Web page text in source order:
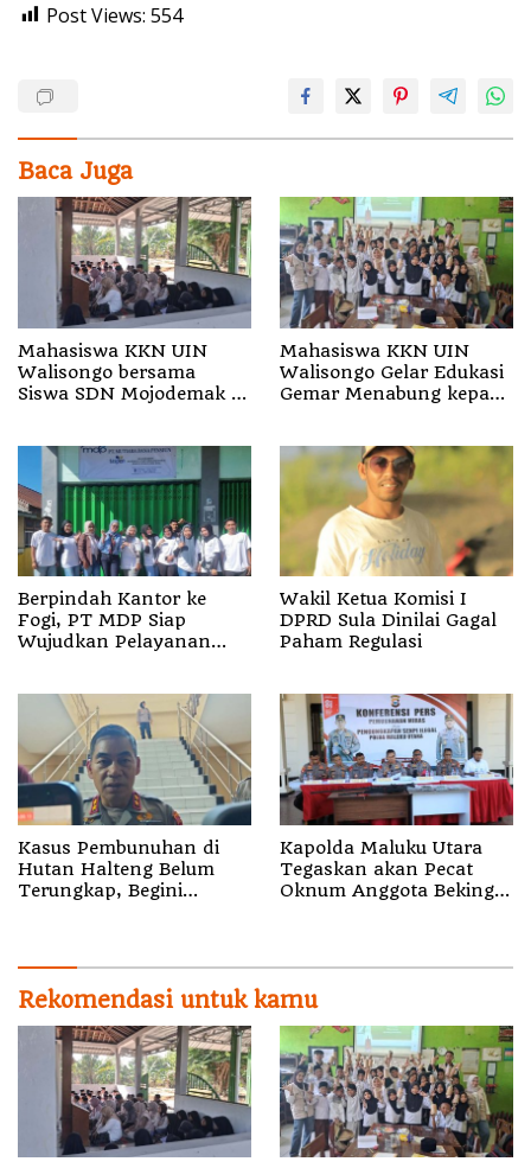
Post Views: 554
Baca Juga
Mahasiswa KKN UIN
Walisongo bersama
Siswa SDN Mojodemak 3
Mahasiswa KKN UIN
Walisongo Gelar Edukasi
Gemar Menabung kepada
Berpindah Kantor ke
Fogi, PT MDP Siap
Wujudkan Pelayanan
Wakil Ketua Komisi I
DPRD Sula Dinilai Gagal
Paham Regulasi
Kasus Pembunuhan di
Hutan Halteng Belum
Terungkap, Begini
Kapolda Maluku Utara
Tegaskan akan Pecat
Oknum Anggota Bekingi
Rekomendasi untuk kamu